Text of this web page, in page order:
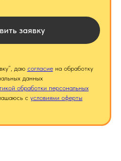
заявку
даю согласиена обработку
данных
обработки персональных
с условиями оферты